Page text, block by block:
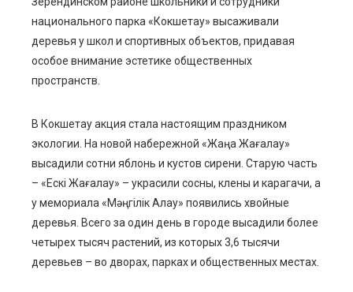
национального парка «Кокшетау» высаживали
деревья у школ и спортивных объектов, придавая
особое внимание эстетике общественных
пространств.
В Кокшетау акция стала настоящим праздником
экологии. На новой набережной «Жаңа Жағалау»
высадили сотни яблонь и кустов сирени. Старую часть
– «Ескі Жағалау» – украсили сосны, клены и карагачи, а
у мемориала «Мәңгілік Алау» появились хвойные
деревья. Всего за один день в городе высадили более
четырех тысяч растений, из которых 3,6 тысячи
деревьев – во дворах, парках и общественных местах.